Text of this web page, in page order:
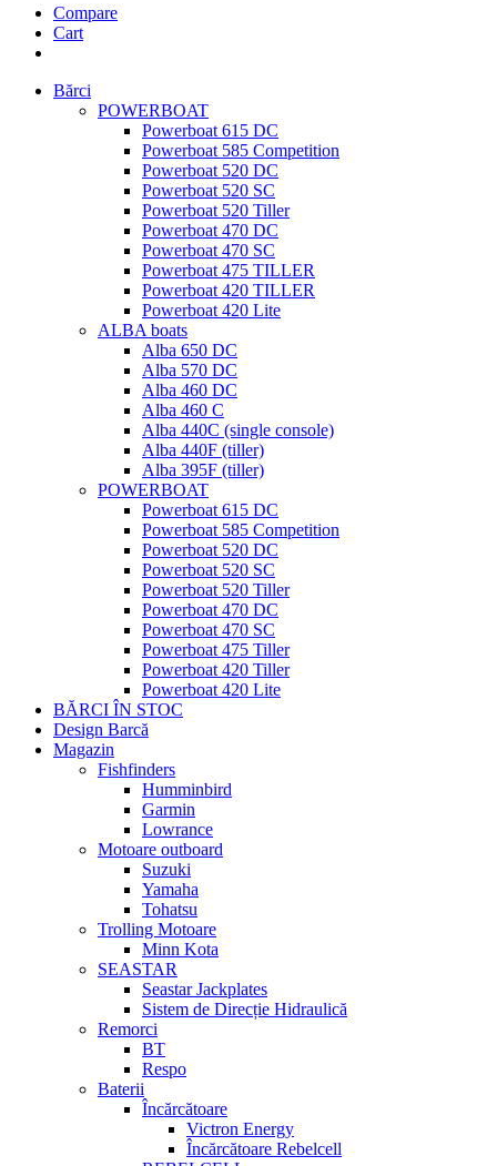
Compare
Cart
Bărci
POWERBOAT
Powerboat 615 DC
Powerboat 585 Competition
Powerboat 520 DC
Powerboat 520 SC
Powerboat 520 Tiller
Powerboat 470 DC
Powerboat 470 SC
Powerboat 475 TILLER
Powerboat 420 TILLER
Powerboat 420 Lite
ALBA boats
Alba 650 DC
Alba 570 DC
Alba 460 DC
Alba 460 C
Alba 440C (single console)
Alba 440F (tiller)
Alba 395F (tiller)
POWERBOAT
Powerboat 615 DC
Powerboat 585 Competition
Powerboat 520 DC
Powerboat 520 SC
Powerboat 520 Tiller
Powerboat 470 DC
Powerboat 470 SC
Powerboat 475 Tiller
Powerboat 420 Tiller
Powerboat 420 Lite
BĂRCI ÎN STOC
Design Barcă
Magazin
Fishfinders
Humminbird
Garmin
Lowrance
Motoare outboard
Suzuki
Yamaha
Tohatsu
Trolling Motoare
Minn Kota
SEASTAR
Seastar Jackplates
Sistem de Direcție Hidraulică
Remorci
BT
Respo
Baterii
Încărcătoare
Victron Energy
Încărcătoare Rebelcell